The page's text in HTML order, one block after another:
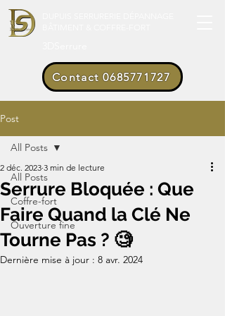
Contact 0685771727
Post
All Posts
Coffre-fort
Ouverture fine
All Posts
Serrure Bloquée : Que
Faire Quand la Clé Ne
Tourne Pas ? 🧐
2 déc. 2023 3 min de lecture
Dernière mise à jour : 8 avr. 2024